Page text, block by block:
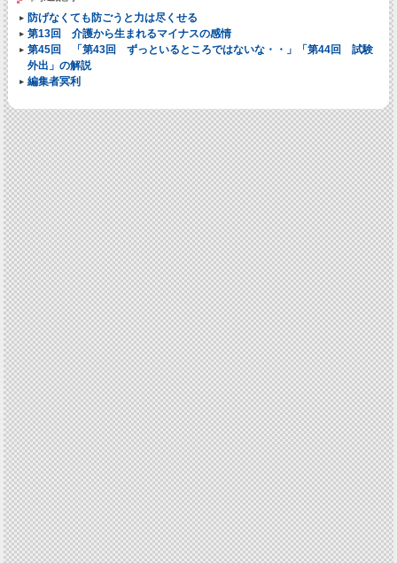
防げなくても防ごうと力は尽くせる
第13回 介護から生まれるマイナスの感情
第45回 「第43回 ずっといるところではないな・・」「第44回 試験
外出」の解説
編集者冥利